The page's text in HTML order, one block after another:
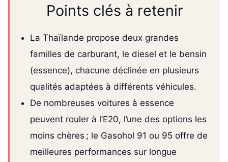
Points clés à retenir
La Thaïlande propose deux grandes
familles de carburant, le diesel et le bensin
(essence), chacune déclinée en plusieurs
qualités adaptées à différents véhicules.
De nombreuses voitures à essence
peuvent rouler à l’E20, l’une des options les
moins chères ; le Gasohol 91 ou 95 offre de
meilleures performances sur longue